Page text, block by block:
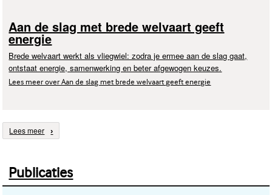
Aan de slag met brede welvaart geeft
energie
Brede welvaart werkt als vliegwiel: zodra je ermee aan de slag gaat,
ontstaat energie, samenwerking en beter afgewogen keuzes.
Lees meer over Aan de slag met brede welvaart geeft energie
Lees meer
Publicaties